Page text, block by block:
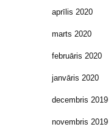
aprīlis 2020
marts 2020
februāris 2020
janvāris 2020
decembris 2019
novembris 2019